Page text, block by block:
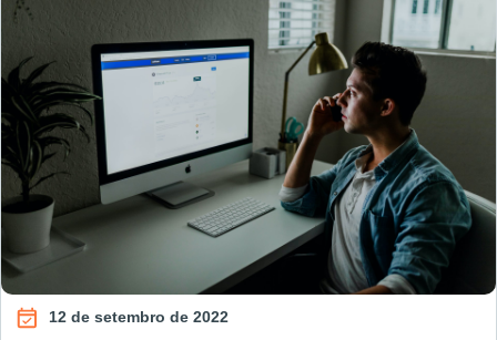
12 de setembro de 2022